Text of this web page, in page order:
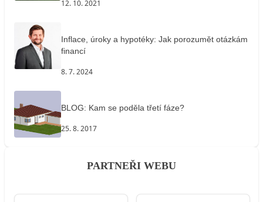
12. 10. 2021
Inflace, úroky a hypotéky: Jak porozumět otázkám
financí
8. 7. 2024
BLOG: Kam se poděla třetí fáze?
25. 8. 2017
PARTNEŘI WEBU